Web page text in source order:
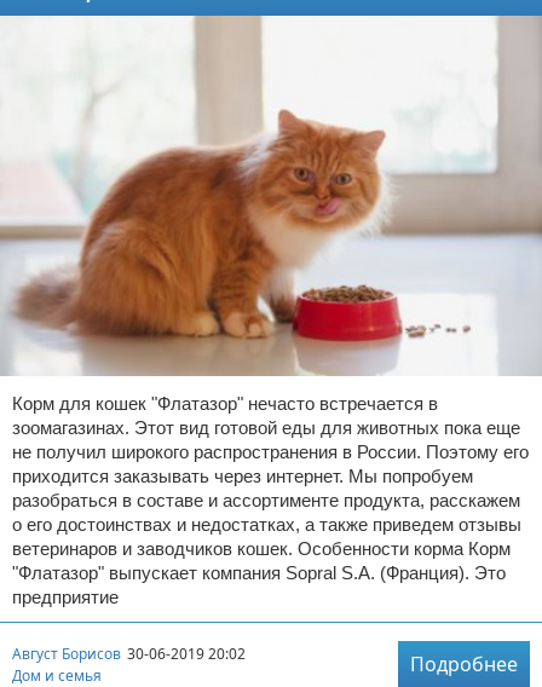
Корм для кошек "Флатазор" нечасто встречается в
зоомагазинах. Этот вид готовой еды для животных пока еще
не получил широкого распространения в России. Поэтому его
приходится заказывать через интернет. Мы попробуем
разобраться в составе и ассортименте продукта, расскажем
о его достоинствах и недостатках, а также приведем отзывы
ветеринаров и заводчиков кошек. Особенности корма Корм
"Флатазор" выпускает компания Sopral S.A. (Франция). Это
предприятие
Август Борисов 30-06-2019 20:02
Дом и семья
Подробнее